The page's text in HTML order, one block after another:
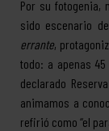
Por su fotogenia,
sido escenario
errante,
todo: a apenas
declarado
animamos a
refirió como “el